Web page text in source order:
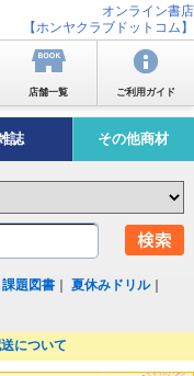
オンライン書店
【ホンヤクラブドットコム】
店舗一覧 ご利用ガイド
誌 その他商材
課題図書 ｜夏休みドリル｜
について